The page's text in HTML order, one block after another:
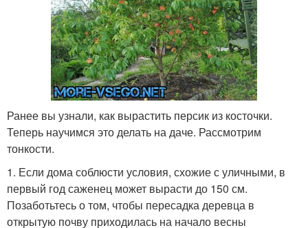
Ранее вы узнали, как вырастить персик из косточки.
Теперь научимся это делать на даче. Рассмотрим
тонкости.
1. Если дома соблюсти условия, схожие с уличными, в
первый год саженец может вырасти до 150 см.
Позаботьтесь о том, чтобы пересадка деревца в
открытую почву приходилась на начало весны